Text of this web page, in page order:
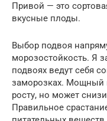
Привой — это
вкусные плоды.
Выбор подвоя
морозостойкость. Я
подвоях ведут себя
заморозках. Мощный
росту, но может
Правильное